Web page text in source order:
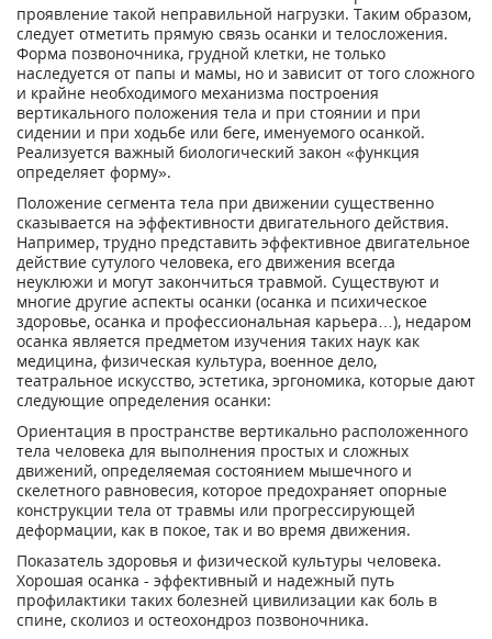
проявление такой неправильной нагрузки. Таким образом,
следует отметить прямую связь осанки и телосложения.
Форма позвоночника, грудной клетки, не только
наследуется от папы и мамы, но и зависит от того сложного
и крайне необходимого механизма построения
вертикального положения тела и при стоянии и при
сидении и при ходьбе или беге, именуемого осанкой.
Реализуется важный биологический закон «функция
определяет форму».
Положение сегмента тела при движении существенно
сказывается на эффективности двигательного действия.
Например, трудно представить эффективное двигательное
действие сутулого человека, его движения всегда
неуклюжи и могут закончиться травмой. Существуют и
многие другие аспекты осанки (осанка и психическое
здоровье, осанка и профессиональная карьера…), недаром
осанка является предметом изучения таких наук как
медицина, физическая культура, военное дело,
театральное искусство, эстетика, эргономика, которые дают
следующие определения осанки:
Ориентация в пространстве вертикально расположенного
тела человека для выполнения простых и сложных
движений, определяемая состоянием мышечного и
скелетного равновесия, которое предохраняет опорные
конструкции тела от травмы или прогрессирующей
деформации, как в покое, так и во время движения.
Показатель здоровья и физической культуры человека.
Хорошая осанка - эффективный и надежный путь
профилактики таких болезней цивилизации как боль в
спине, сколиоз и остеохондроз позвоночника.